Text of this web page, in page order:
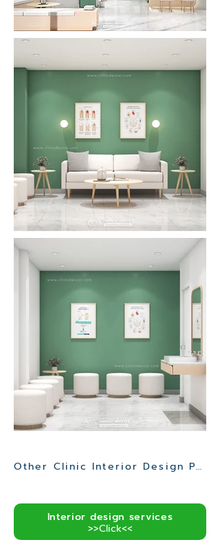
Other Clinic Interior Design Project>>
Interior design services
>>Click<<